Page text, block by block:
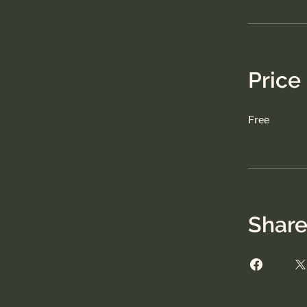
Price
Free
Share